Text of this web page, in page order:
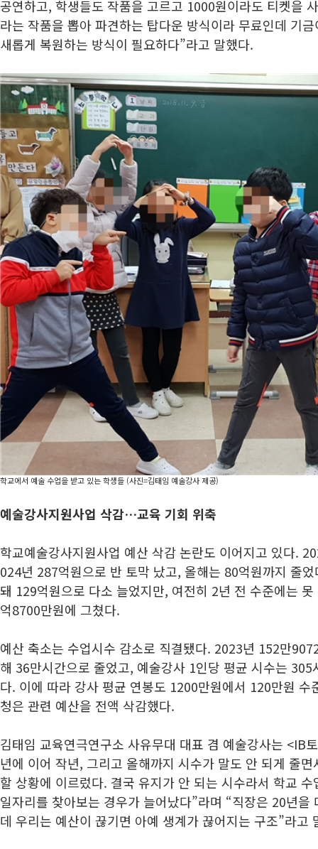
공연하고, 학생들도 작품을 고르고 1000원이라도 티켓을
라는 작품을 뽑아 파견하는 탑다운 방식이라 무료인데 기
새롭게 복원하는 방식이 필요하다”라고 말했다.
학교에서 예술 수업을 받고 있는 학생들 (사진=김태임 예술강사 제공)
예술강사지원사업 삭감…교육 기회 위축
학교예술강사지원사업 예산 삭감 논란도 이어지고 있다.
024년 287억원으로 반 토막 났고, 올해는 80억원까지 줄
돼 129억원으로 다소 늘었지만, 여전히 2년 전 수준에는
억8700만원에 그쳤다.
예산 축소는 수업시수 감소로 직결됐다. 2023년 152만
해 36만시간으로 줄었고, 예술강사 1인당 평균 시수는
다. 이에 따라 강사 평균 연봉도 1200만원에서 120만원 수
청은 관련 예산을 전액 삭감했다.
김태임 교육연극연구소 사유무대 대표 겸 예술강사는 <IB
년에 이어 작년, 그리고 올해까지 시수가 말도 안 되게 줄
할 상황에 이르렀다. 결국 유지가 안 되는 시수라서 학교
일자리를 찾아보는 경우가 늘어났다”라며 “직장은 20년을
데 우리는 예산이 끊기면 아예 생계가 끊어지는 구조”라고